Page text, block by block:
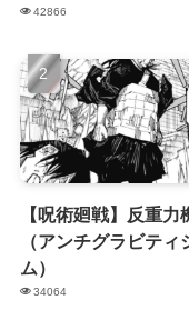
42866
【呪術廻戦】反重力
（アンチグラビティ
ム）
34064